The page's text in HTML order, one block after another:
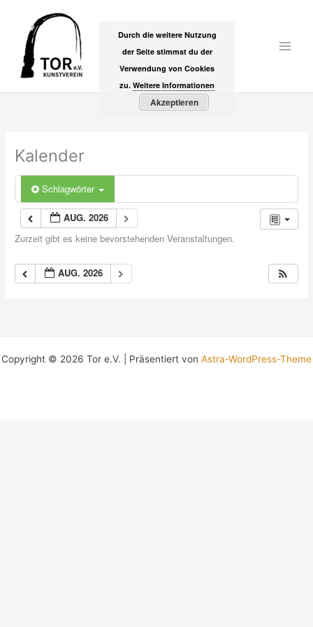
springen
Kalender
Schlagwörter
AUG. 2026
Zurzeit gibt es keine bevorstehenden Veranstaltungen.
AUG. 2026
Copyright © 2026 Tor e.V. | Präsentiert von Astra-WordPress-Theme
Durch die weitere Nutzung
der Seite stimmst du der
Verwendung von Cookies
zu. Weitere Informationen
Akzeptieren